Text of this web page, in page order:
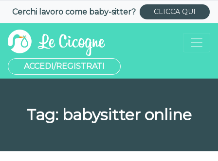
Cerchi lavoro come baby-sitter? CLICCA QUI
ACCEDI/REGISTRATI
Tag: babysitter online